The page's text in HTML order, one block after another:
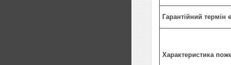
Гарантійний термін
Характеристика